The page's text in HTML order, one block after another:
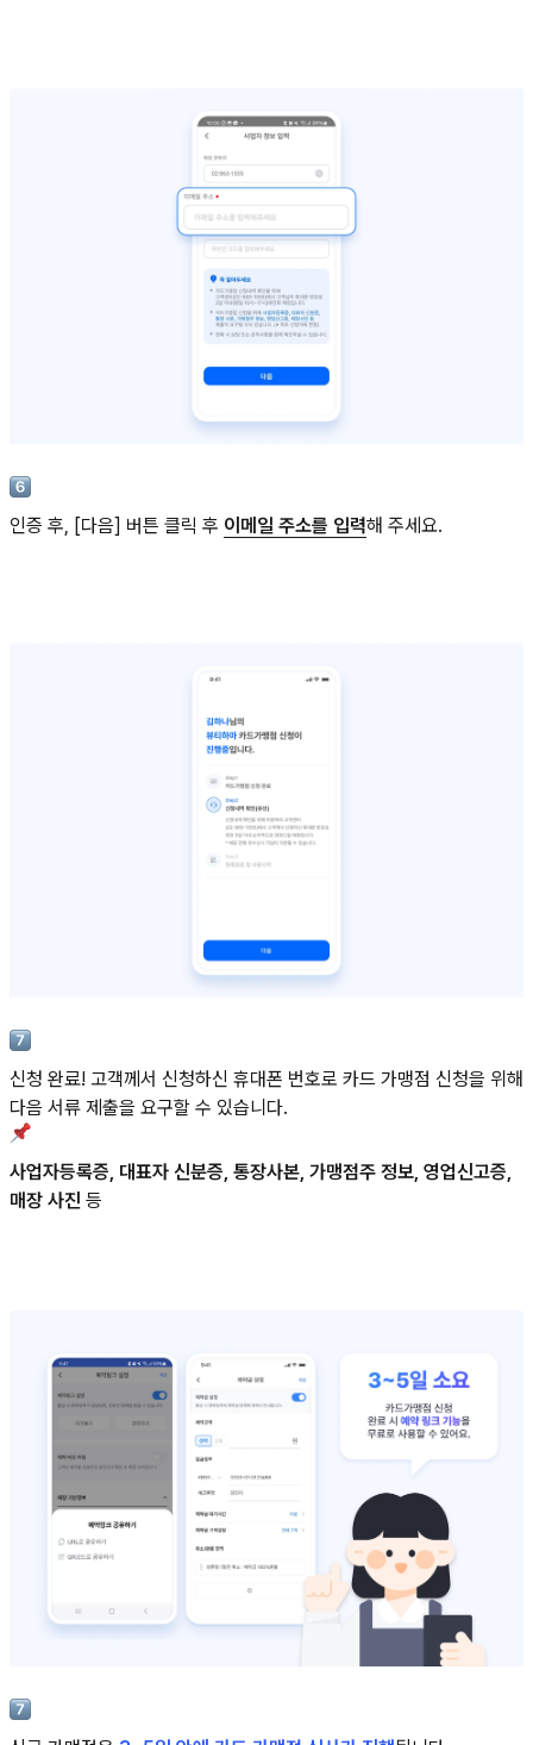
인증 후, [다음] 버튼 클릭 후 이메일 주소를 입력해 주세요.
신청 완료! 고객께서 신청하신 휴대폰 번호로 카드 가맹점 신청을 위해
다음 서류 제출을 요구할 수 있습니다.
사업자등록증, 대표자 신분증, 통장사본, 가맹점주 정보, 영업신고증,
매장 사진 등